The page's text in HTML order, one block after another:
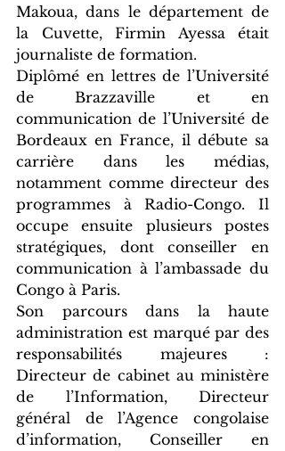
Makoua, dans le département de
la Cuvette, Firmin Ayessa était
journaliste de formation.
Diplômé en lettres de l’Université
de Brazzaville et en
communication de l’Université de
Bordeaux en France, il débute sa
carrière dans les médias,
notamment comme directeur des
programmes à Radio-Congo. Il
occupe ensuite plusieurs postes
stratégiques, dont conseiller en
communication à l’ambassade du
Congo à Paris.
Son parcours dans la haute
administration est marqué par des
responsabilités majeures :
Directeur de cabinet au ministère
de l’Information, Directeur
général de l’Agence congolaise
d’information, Conseiller en